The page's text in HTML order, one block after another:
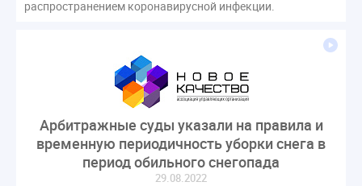
распространением коронавирусной инфекции.
Арбитражные суды указали на правила и
временную периодичность уборки снега в
период обильного снегопада
29.08.2022